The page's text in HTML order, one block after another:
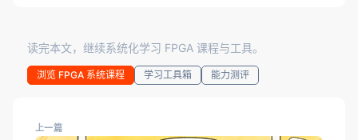
读完本文，继续系统化学习 FPGA 课程与工具。
浏览 FPGA 系统课程 学习工具箱 能力测评
上一篇